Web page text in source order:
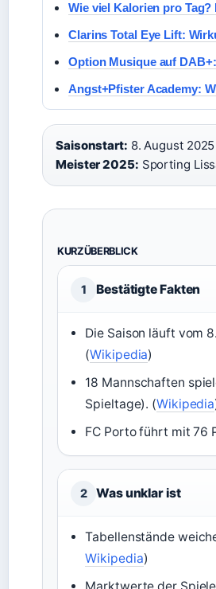
Wie viel Kalorien pro
Clarins Total Eye Lift:
Option Musique auf
Angst+Pfister Academy:
Saisonstart: 8. August
Meister 2025: Sporting
KURZÜBERBLICK
1 Bestätigte Fakten
Die Saison läuft vom
(Wikipedia)
18 Mannschaften
Spieltage). (Wikipedia
FC Porto führt mit 76
2 Was unklar ist
Tabellenstände
Wikipedia)